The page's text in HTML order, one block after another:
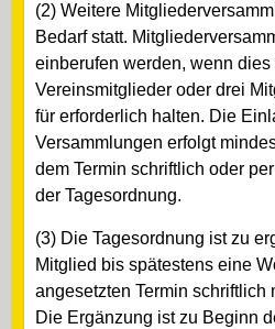
(2) Weitere
Bedarf statt.
einberufen werden, wenn
Vereinsmitglieder oder drei
für erforderlich halten. Die
Versammlungen erfolgt
dem Termin schriftlich oder
der Tagesordnung.
(3) Die Tagesordnung ist zu
Mitglied bis spätestens eine
angesetzten Termin schriftlich
Die Ergänzung ist zu Beginn